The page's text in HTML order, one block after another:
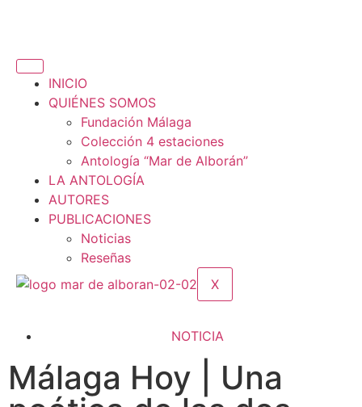
INICIO
QUIÉNES SOMOS
Fundación Málaga
Colección 4 estaciones
Antología “Mar de Alborán”
LA ANTOLOGÍA
AUTORES
PUBLICACIONES
Noticias
Reseñas
X
NOTICIA
Málaga Hoy | Una